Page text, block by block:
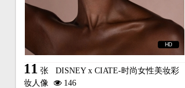
HD
11 张DISNEY x CIATE-时尚女性美妆彩
妆人像
146